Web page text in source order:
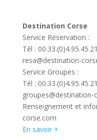
Destination Corse
Service Réservation :
Tél :
resa@destination-
Service Groupes :
Tél :
groupes@destination-
Renseignement et
corse.com
En savoir +